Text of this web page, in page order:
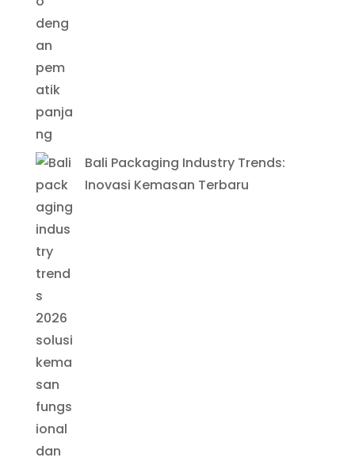
Bali Packaging Industry Trends:
Inovasi Kemasan Terbaru